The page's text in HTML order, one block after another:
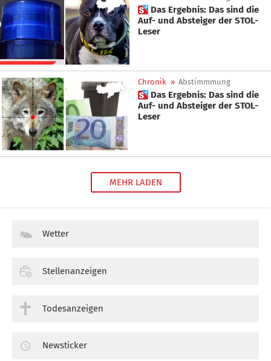
 Das Ergebnis: Das sind die
Auf- und Absteiger der STOL-
Leser
Chronik » Abstimmmung
 Das Ergebnis: Das sind die
Auf- und Absteiger der STOL-
Leser
MEHR LADEN
Wetter
Stellenanzeigen
Todesanzeigen
Newsticker